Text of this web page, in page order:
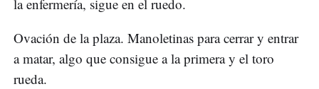
la enfermería, sigue en el ruedo.
Ovación de la plaza. Manoletinas para cerrar y entrar
a matar, algo que consigue a la primera y el toro
rueda.